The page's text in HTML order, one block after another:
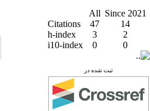
All Since 2021
Citations
47
14
h-index
3
2
i10-index
0 0
ثبت شده در